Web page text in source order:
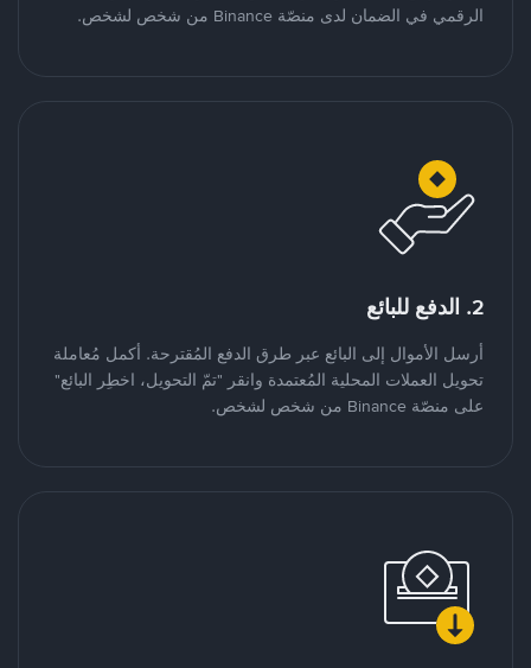
الرقمي في الضمان لدى منصّة Binance من شخص لشخص.
2. الدفع للبائع
أرسل الأموال إلى البائع عبر طرق الدفع المُقترحة. أكمل مُعاملة
تحويل العملات المحلية المُعتمدة وانقر "تمّ التحويل، اخطِر البائع"
على منصّة Binance من شخص لشخص.